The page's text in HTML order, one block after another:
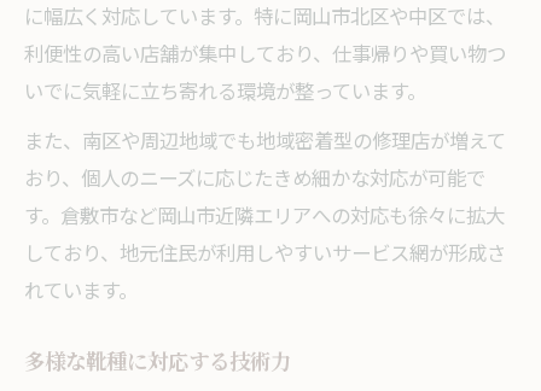
に幅広く対応しています。特に岡山市北区や中区では、
利便性の高い店舗が集中しており、仕事帰りや買い物つ
いでに気軽に立ち寄れる環境が整っています。
また、南区や周辺地域でも地域密着型の修理店が増えて
おり、個人のニーズに応じたきめ細かな対応が可能で
す。倉敷市など岡山市近隣エリアへの対応も徐々に拡大
しており、地元住民が利用しやすいサービス網が形成さ
れています。
多様な靴種に対応する技術力